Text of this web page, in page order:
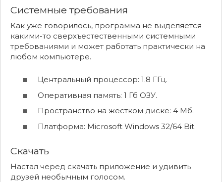
Системные требования
Как уже говорилось, программа не выделяется
какими-то сверхъестественными системными
требованиями и может работать практически на
любом компьютере.
Центральный процессор: 1.8 ГГц.
Оперативная память: 1 Гб ОЗУ.
Пространство на жестком диске: 4 Мб.
Платформа: Microsoft Windows 32/64 Bit.
Скачать
Настал черед скачать приложение и удивить
друзей необычным голосом.